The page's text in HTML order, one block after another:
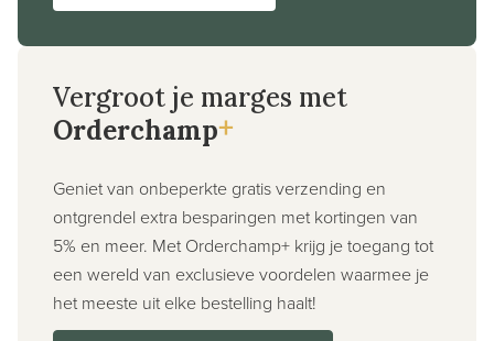
Vergroot je marges met
Orderchamp+
Geniet van onbeperkte gratis verzending en
ontgrendel extra besparingen met kortingen van
5% en meer. Met Orderchamp+ krijg je toegang tot
een wereld van exclusieve voordelen waarmee je
het meeste uit elke bestelling haalt!